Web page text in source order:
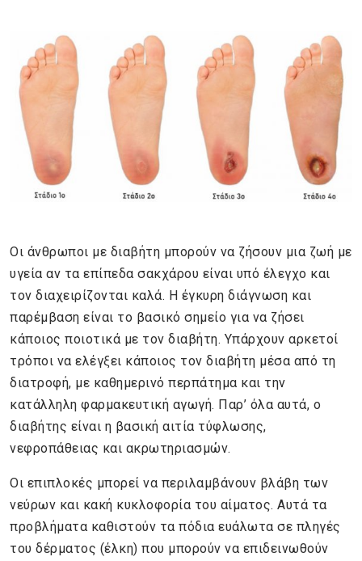
Οι άνθρωποι με διαβήτη μπορούν να ζήσουν μια ζωή με
υγεία αν τα επίπεδα σακχάρου είναι υπό έλεγχο και
τον διαχειρίζονται καλά. Η έγκυρη διάγνωση και
παρέμβαση είναι το βασικό σημείο για να ζήσει
κάποιος ποιοτικά με τον διαβήτη. Υπάρχουν αρκετοί
τρόποι να ελέγξει κάποιος τον διαβήτη μέσα από τη
διατροφή, με καθημερινό περπάτημα και την
κατάλληλη φαρμακευτική αγωγή. Παρ’ όλα αυτά, ο
διαβήτης είναι η βασική αιτία τύφλωσης,
νεφροπάθειας και ακρωτηριασμών.
Οι επιπλοκές μπορεί να περιλαμβάνουν βλάβη των
νεύρων και κακή κυκλοφορία του αίματος. Αυτά τα
προβλήματα καθιστούν τα πόδια ευάλωτα σε πληγές
του δέρματος (έλκη) που μπορούν να επιδεινωθούν